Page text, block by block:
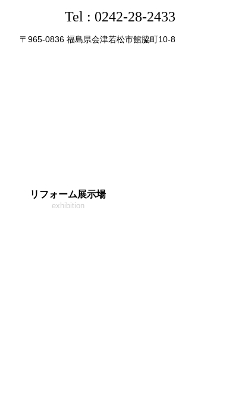
Tel : 0242-28-2433
〒965-0836 福島県会津若松市館脇町10-8
リフォーム展示場
exhibition